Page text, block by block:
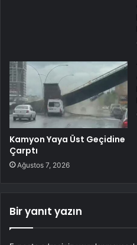
Kamyon Yaya Üst Geçidine
Çarptı
Ağustos 7, 2026
Bir yanıt yazın